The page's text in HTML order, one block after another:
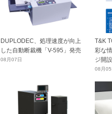
DUPLODEC、処理速度が向上
した自動断裁機「V-595」発売
08月07日
T&K
彩な
ジ開設
08月05